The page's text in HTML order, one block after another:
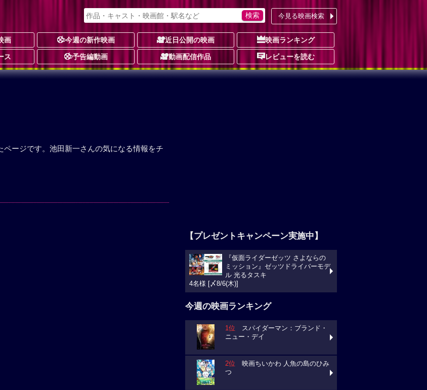
今見る映画検索
画 今週の新作映画 近日公開の映画 映画ランキング
ス 予告編動画 動画配信作品 レビューを読む
ージです。池田新一さんの気になる情報をチ
【プレゼントキャンペーン実施中】
『仮面ライダーゼッツ さよならの
ミッション』ゼッツドライバーモデ
ル 光るタスキ
4名様 [〆8/6(木)]
今週の映画ランキング
1位 スパイダーマン：ブランド・
ニュー・デイ
2位 映画ちいかわ 人魚の島のひみ
つ